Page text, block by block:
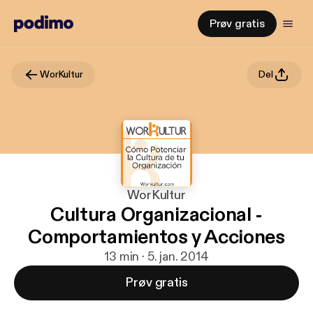
Prøv gratis
WorKultur Del
WorKultur
Cultura Organizacional -
Comportamientos y Acciones
13 min · 5. jan. 2014
Prøv gratis